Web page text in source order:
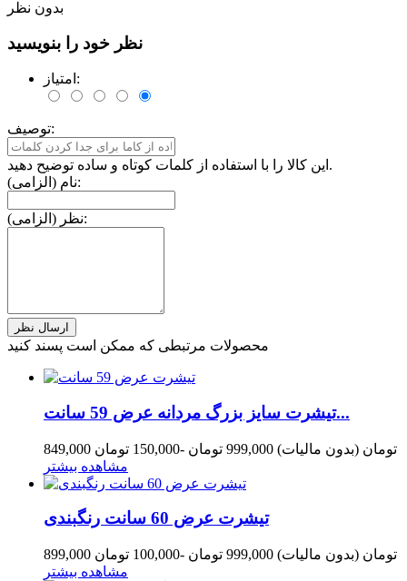
بدون نظر
نظر خود را بنویسید
امتیاز:
توصیف:
این کالا را با استفاده از کلمات کوتاه و ساده توضیح دهید.
نام (الزامی):
نظر (الزامی):
محصولات مرتبطی که ممکن است پسند کنید
تیشرت سایز بزرگ مردانه عرض 59 سانت...
849,000 تومان (بدون مالیات) 999,000 تومان
-150,000 تومان
مشاهده بیشتر
تیشرت عرض 60 سانت رنگبندی
899,000 تومان (بدون مالیات) 999,000 تومان
-100,000 تومان
مشاهده بیشتر